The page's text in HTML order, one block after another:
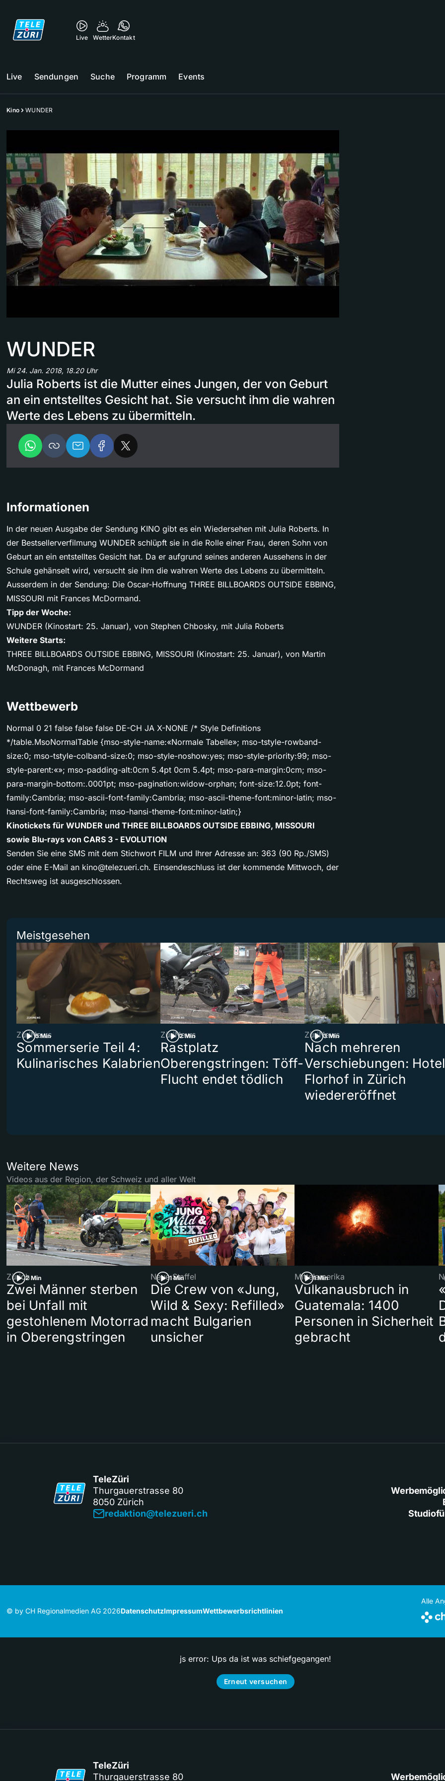
Live WetterKontakt
Live Sendungen Suche Programm Events
Kino WUNDER
WUNDER
Mi 24. Jan. 2018, 18.20 Uhr
Julia Roberts ist die Mutter eines Jungen, der von Geburt
an ein entstelltes Gesicht hat. Sie versucht ihm die wahren
Werte des Lebens zu übermitteln.
Informationen
In der neuen Ausgabe der Sendung KINO gibt es ein Wiedersehen mit Julia Roberts. In
der Bestsellerverfilmung WUNDER schlüpft sie in die Rolle einer Frau, deren Sohn von
Geburt an ein entstelltes Gesicht hat. Da er aufgrund seines anderen Aussehens in der
Schule gehänselt wird, versucht sie ihm die wahren Werte des Lebens zu übermitteln.
Ausserdem in der Sendung: Die Oscar-Hoffnung THREE BILLBOARDS OUTSIDE EBBING,
MISSOURI mit Frances McDormand.
Tipp der Woche:
WUNDER (Kinostart: 25. Januar), von Stephen Chbosky, mit Julia Roberts
Weitere Starts:
THREE BILLBOARDS OUTSIDE EBBING, MISSOURI (Kinostart: 25. Januar), von Martin
McDonagh, mit Frances McDormand
Wettbewerb
Normal 0 21 false false false DE-CH JA X-NONE /* Style Definitions
*/table.MsoNormalTable {mso-style-name:«Normale Tabelle»; mso-tstyle-rowband-
size:0; mso-tstyle-colband-size:0; mso-style-noshow:yes; mso-style-priority:99; mso-
style-parent:«»; mso-padding-alt:0cm 5.4pt 0cm 5.4pt; mso-para-margin:0cm; mso-
para-margin-bottom:.0001pt; mso-pagination:widow-orphan; font-size:12.0pt; font-
family:Cambria; mso-ascii-font-family:Cambria; mso-ascii-theme-font:minor-latin; mso-
hansi-font-family:Cambria; mso-hansi-theme-font:minor-latin;}
Kinotickets für WUNDER und THREE BILLBOARDS OUTSIDE EBBING, MISSOURI
sowie Blu-rays von CARS 3 - EVOLUTION
Senden Sie eine SMS mit dem Stichwort FILM und Ihrer Adresse an: 363 (90 Rp./SMS)
oder eine E-Mail an kino@telezueri.ch. Einsendeschluss ist der kommende Mittwoch, der
Rechtsweg ist ausgeschlossen.
Meistgesehen
5 Min
ZüriNews
Sommerserie Teil 4:
Kulinarisches Kalabrien
2 Min
ZüriNews
Rastplatz
Oberengstringen: Töff-
Flucht endet tödlich
3 Min
ZüriNews
Nach mehreren
Verschiebungen: Hotel
Florhof in Zürich
wiedereröffnet
Weitere News
Videos aus der Region, der Schweiz und aller Welt
2 Min
Zürich
Zwei Männer sterben
bei Unfall mit
gestohlenem Motorrad
in Oberengstringen
1 Min
Neue Staffel
Die Crew von «Jung,
Wild & Sexy: Refilled»
macht Bulgarien
unsicher
1 Min
Mittelamerika
Vulkanausbruch in
Guatemala: 1400
Personen in Sicherheit
gebracht
TeleZüri
Thurgauerstrasse 80
8050 Zürich
redaktion@telezueri.ch
© by CH Regionalmedien AG 2026DatenschutzImpressumWettbewerbsrichtlinien
Alle
js error: Ups da ist was schiefgegangen!
Erneut versuchen
TeleZüri
Thurgauerstrasse 80